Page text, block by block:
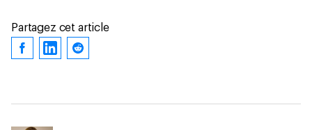
Partagez cet article